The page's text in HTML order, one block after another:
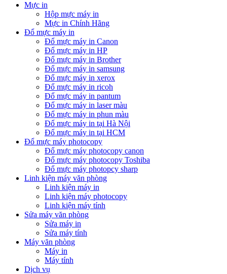
Mực in
Hộp mực máy in
Mực in Chính Hãng
Đổ mực máy in
Đổ mực máy in Canon
Đổ mực máy in HP
Đổ mực máy in Brother
Đổ mực máy in samsung
Đổ mực máy in xerox
Đổ mực máy in ricoh
Đổ mực máy in pantum
Đổ mực máy in laser màu
Đổ mực máy in phun màu
Đổ mực máy in tại Hà Nội
Đổ mực máy in tại HCM
Đổ mực máy photocopy
Đổ mực máy photocopy canon
Đổ mực máy photocopy Toshiba
Đổ mực máy photopcy sharp
Linh kiện máy văn phòng
Linh kiện máy in
Linh kiện máy photocopy
Linh kiện máy tính
Sửa máy văn phòng
Sửa máy in
Sửa máy tính
Máy văn phòng
Máy in
Máy tính
Dịch vụ